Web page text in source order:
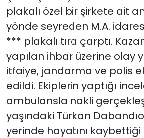
plakalı özel bir şirkete ait
yönde seyreden M.A.
*** plakalı tıra çarptı.
yapılan ihbar üzerine olay
itfaiye, jandarma ve polis
edildi. Ekiplerin yaptığı
ambulansla nakli
yaşındaki Türkan
yerinde hayatını